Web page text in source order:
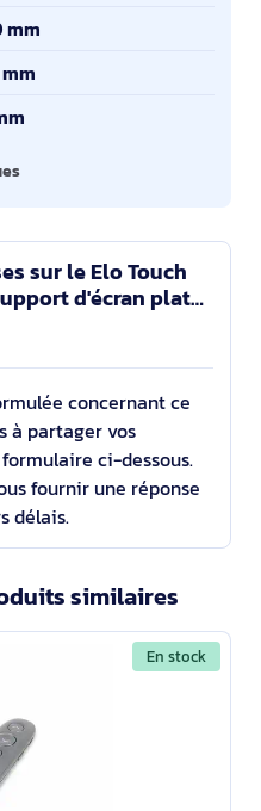
mm
mm
sur le Elo Touch
d'écran plat
concernant ce
à partager vos
ci-dessous.
fournir une réponse
délais.
similaires
En stock